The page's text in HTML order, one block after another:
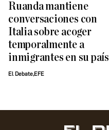
Ruanda mantiene
conversaciones con
Italia sobre acoger
temporalmente a
inmigrantes en su país
El Debate,EFE